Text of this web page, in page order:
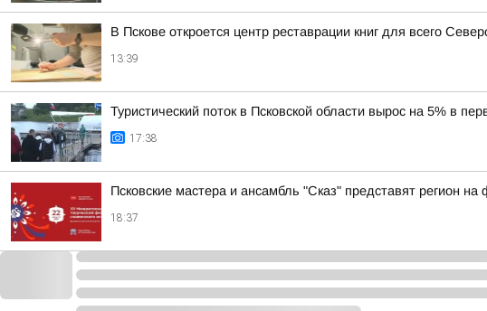
В Пскове откроется центр реставрации книг для всего
13:39
Туристический поток в Псковской области вырос на 5% в
17:38
Псковские мастера и ансамбль "Сказ" представят регион
18:37